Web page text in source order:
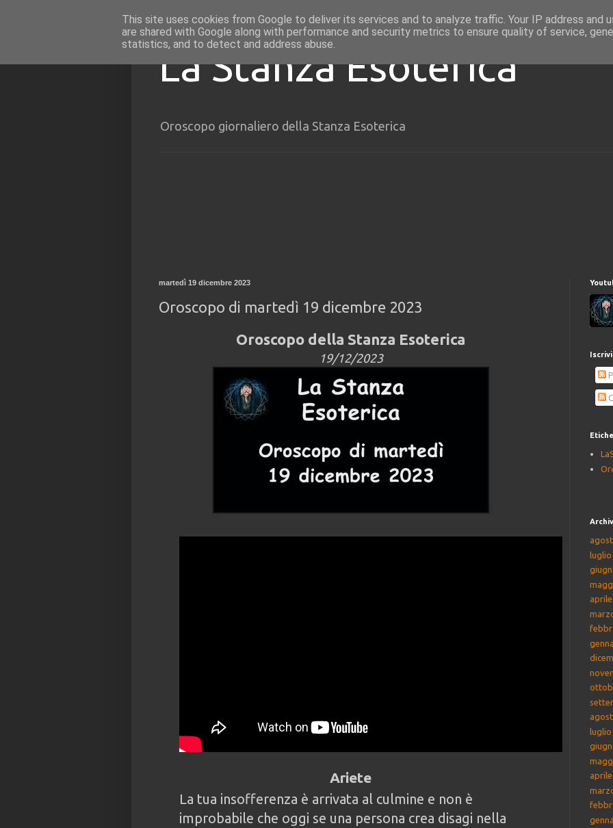
La Stanza Esoterica
Oroscopo giornaliero della Stanza Esoterica
martedì 19 dicembre 2023
Oroscopo di martedì 19 dicembre 2023
Oroscopo della Stanza Esoterica
19/12/2023
Ariete
La tua insofferenza è arrivata al culmine e non è
improbabile che oggi se una persona crea disagi nella
luglio
luglio
This site uses cookies from Google to deliver its services and to analyze traffic. Your IP address and
are shared with Google along with performance and security metrics to ensure quality of service,
statistics, and to detect and address abuse.